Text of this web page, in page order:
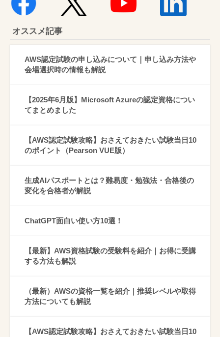
オススメ記事
AWS認定試験の申し込みについて｜申し込み方法や
会場選択時の情報も解説
【2025年6月版】Microsoft Azureの認定資格につい
てまとめました
【AWS認定試験攻略】おさえておきたい試験当日10
のポイント（Pearson VUE版）
生成AIパスポートとは？難易度・勉強法・合格後の
変化を合格者が解説
ChatGPT面白い使い方10選！
【最新】AWS資格試験の受験料を紹介｜お得に受講
する方法も解説
（最新）AWSの資格一覧を紹介｜推奨レベルや取得
方法についても解説
【AWS認定試験攻略】おさえておきたい試験当日10